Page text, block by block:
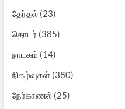
தேர்தல்(23)
தொடர் (385)
நாடகம் (14)
நிகழ்வுகள்(380)
நேர்காணல்(25)